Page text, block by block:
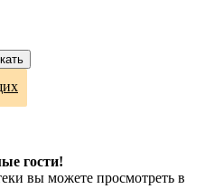
гости!
вы можете просмотреть в